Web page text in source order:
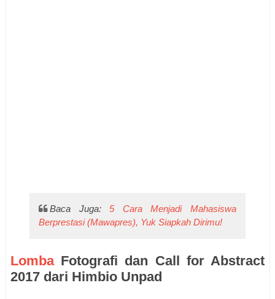
Baca Juga:5 Cara Menjadi Mahasiswa
Berprestasi (Mawapres), Yuk Siapkah Dirimu!
LombaFotografi dan Call for Abstract
2017 dari Himbio Unpad